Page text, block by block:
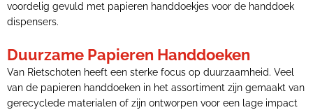
voordelig gevuld met papieren handdoekjes voor de handdoek
dispensers.
Duurzame Papieren Handdoeken
Van Rietschoten heeft een sterke focus op duurzaamheid. Veel
van de papieren handdoeken in het assortiment zijn gemaakt van
gerecyclede materialen of zijn ontworpen voor een lage impact